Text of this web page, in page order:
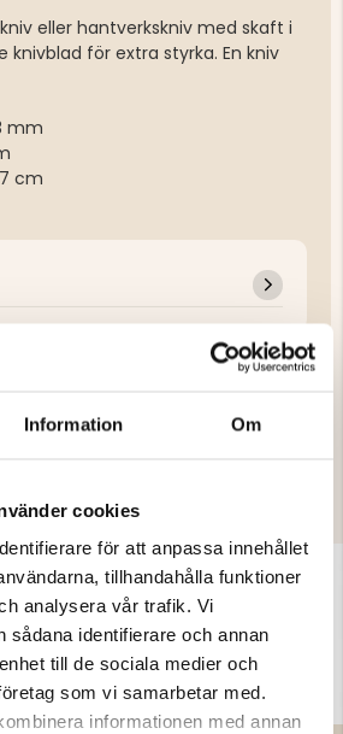
Information Om
cookies
för att anpassa innehållet
tillhandahålla funktioner
analysera vår trafik. Vi
sådana identifierare och annan
till de sociala medier och
som vi samarbetar med.
informationen med annan
eller hantverkskniv med skaft i
knivblad för extra styrka. En kniv
mm
cm
ÄR INTRESSERAD